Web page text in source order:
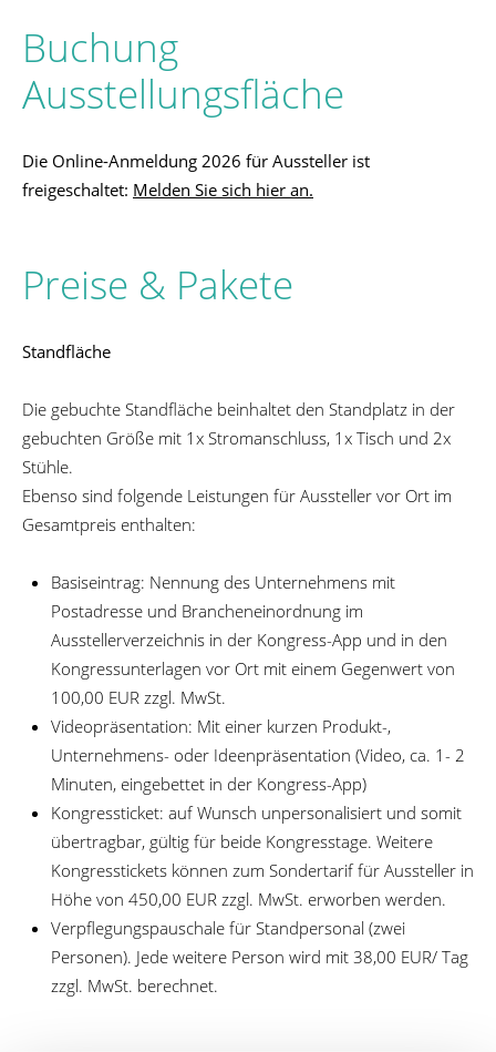
Buchung
Ausstellungsfläche
Die Online-Anmeldung 2026 für Aussteller ist
freigeschaltet: Melden Sie sich hier an.
Preise & Pakete
Standfläche
Die gebuchte Standfläche beinhaltet den Standplatz in der
gebuchten Größe mit 1x Stromanschluss, 1x Tisch und 2x
Stühle.
Ebenso sind folgende Leistungen für Aussteller vor Ort im
Gesamtpreis enthalten:
Basiseintrag: Nennung des Unternehmens mit
Postadresse und Brancheneinordnung im
Ausstellerverzeichnis in der Kongress-App und in den
Kongressunterlagen vor Ort mit einem Gegenwert von
100,00 EUR zzgl. MwSt.
Videopräsentation: Mit einer kurzen Produkt-,
Unternehmens- oder Ideenpräsentation (Video, ca. 1- 2
Minuten, eingebettet in der Kongress-App)
Kongressticket: auf Wunsch unpersonalisiert und somit
übertragbar, gültig für beide Kongresstage. Weitere
Kongresstickets können zum Sondertarif für Aussteller in
Höhe von 450,00 EUR zzgl. MwSt. erworben werden.
Verpflegungspauschale für Standpersonal (zwei
Personen). Jede weitere Person wird mit 38,00 EUR/ Tag
zzgl. MwSt. berechnet.